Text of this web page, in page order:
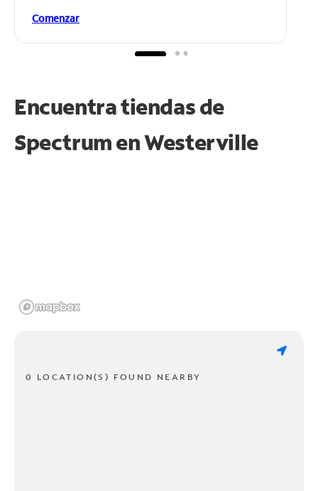
Comenzar
Encuentra tiendas de
Spectrum enWesterville
0 LOCATION(S) FOUND NEARBY